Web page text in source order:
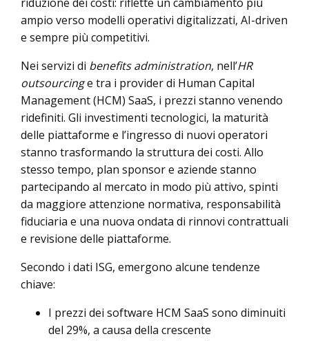
ampio verso modelli operativi digitalizzati, AI-driven
e sempre più competitivi.
Nei servizi di benefits administration, nell’HR
outsourcinge tra i provider di Human Capital
Management (HCM) SaaS, i prezzi stanno venendo
ridefiniti. Gli investimenti tecnologici, la maturità
delle piattaforme e l’ingresso di nuovi operatori
stanno trasformando la struttura dei costi. Allo
stesso tempo, plan sponsor e aziende stanno
partecipando al mercato in modo più attivo, spinti
da maggiore attenzione normativa, responsabilità
fiduciaria e una nuova ondata di rinnovi contrattuali
e revisione delle piattaforme.
Secondo i dati ISG, emergono alcune tendenze
chiave:
I prezzi dei software HCM SaaS sono diminuiti
del 29%, a causa della crescente